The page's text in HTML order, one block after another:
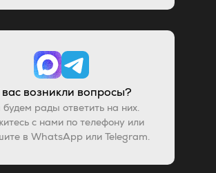
возникли вопросы?
рады ответить на них.
с нами по телефону или
в WhatsApp или Telegram.